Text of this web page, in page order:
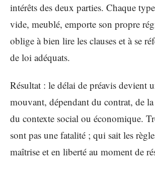
intérêts des deux parties. Chaque
vide, meublé, emporte son propre
oblige à bien lire les clauses et à se
de loi adéquats.
Résultat : le délai de préavis devient
mouvant, dépendant du contrat, de
du contexte social ou économique.
sont pas une fatalité ; qui sait les
maîtrise et en liberté au moment de